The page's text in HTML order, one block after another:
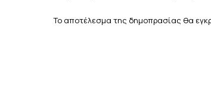
Το αποτέλεσμα της δημοπρασίας θα